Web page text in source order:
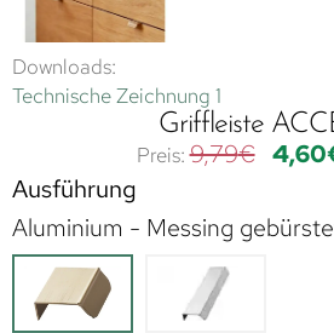
Downloads:
Technische Zeichnung 1
Griffleiste
9,79€ 4,60
Ausführung
Aluminium - Messing